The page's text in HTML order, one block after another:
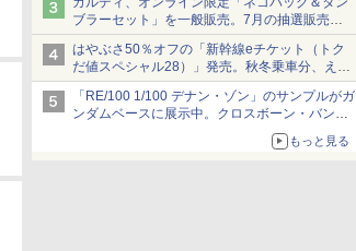
ブラーセット」を一般販売。7月の抽選販売の
当選無効分
はやぶさ50％オフの「新幹線eチケット（トク
だ値スペシャル28）」発売。秋冬乗車分、えき
ねっと限定
「RE/100 1/100 デナン・ゾン」のサンプルがガ
ンダムベースに展示中。クロスボーン・バンガ
ードの制式量産機が間もなく発送【ガンダムベ
もっと見る